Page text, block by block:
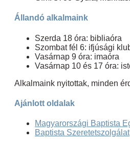
Állandó alkalmaink
Szerda 18 óra: bibliaóra
Szombat fél 6: ifjúsági
Vasárnap 9 óra: imaóra
Vasárnap 10 és 17 óra:
Alkalmaink nyitottak, minden
Ajánlott oldalak
Magyarországi Baptista
Baptista Szeretetszolgálat